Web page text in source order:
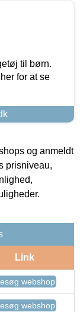
til børn.
for at se
og anmeldt
prisniveau,
Link
webshop
webshop